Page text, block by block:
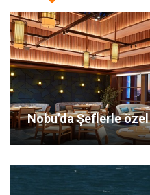
Nobu’da Şeflerle